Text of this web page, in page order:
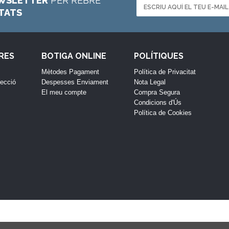
BOTIGA ONLINE
Mètodes Pagament
Despesses Enviament
El meu compte
POLÍTIQUES
Política de Privacitat
Nota Legal
Compra Segura
Condicions d'Ús
Política de Cookies